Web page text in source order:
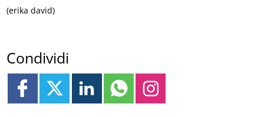
(erika david)
Condividi